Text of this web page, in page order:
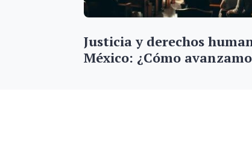
Justicia y derechos
México: ¿Cómo